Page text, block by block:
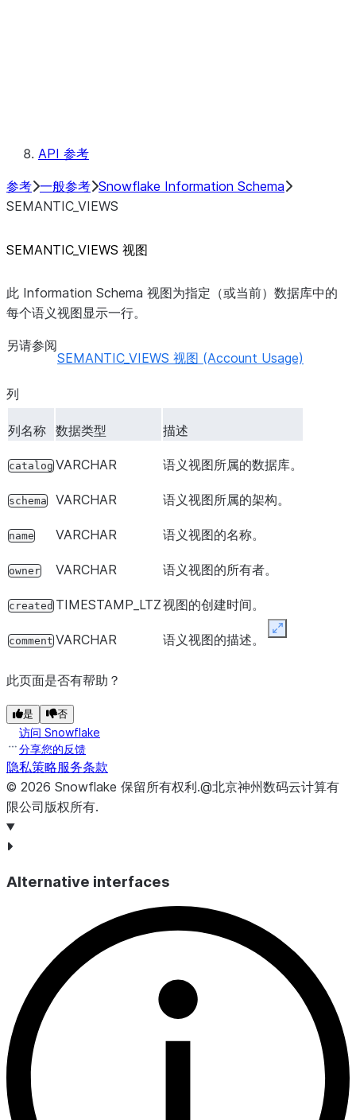
API 参考
参考 一般参考 Snowflake Information Schema
SEMANTIC_VIEWS
SEMANTIC_VIEWS 视图
此 Information Schema 视图为指定（或当前）数据库中的
每个语义视图显示一行。
另请参阅
SEMANTIC_VIEWS 视图 (Account Usage)
列
列名称 数据类型 描述
catalog VARCHAR 语义视图所属的数据库。
schema VARCHAR 语义视图所属的架构。
name VARCHAR 语义视图的名称。
owner VARCHAR 语义视图的所有者。
created TIMESTAMP_LTZ视图的创建时间。
comment VARCHAR 语义视图的描述。 Expand
此页面是否有帮助？
是 否
访问 Snowflake
分享您的反馈
隐私策略服务条款
© 2026 Snowflake 保留所有权利.@北京神州数码云计算有
限公司版权所有.
Alternative interfaces